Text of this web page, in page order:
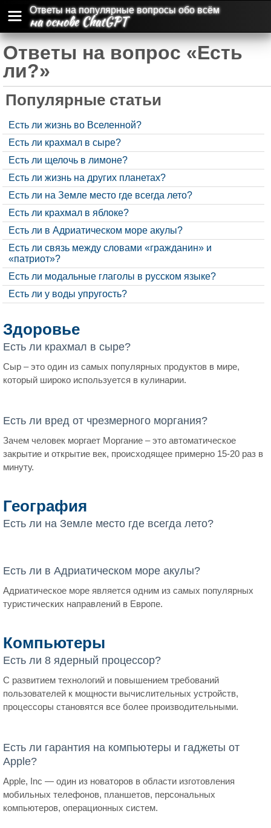
Ответы на популярные вопросы обо всём
на основе ChatGPT
Ответы на вопрос «Есть
ли?»
Популярные статьи
Есть ли жизнь во Вселенной?
Есть ли крахмал в сыре?
Есть ли щелочь в лимоне?
Есть ли жизнь на других планетах?
Есть ли на Земле место где всегда лето?
Есть ли крахмал в яблоке?
Есть ли в Адриатическом море акулы?
Есть ли связь между словами «гражданин» и
«патриот»?
Есть ли модальные глаголы в русском языке?
Есть ли у воды упругость?
Здоровье
Есть ли крахмал в сыре?
Сыр – это один из самых популярных продуктов в мире,
который широко используется в кулинарии.
Есть ли вред от чрезмерного моргания?
Зачем человек моргает Моргание – это автоматическое
закрытие и открытие век, происходящее примерно 15-20 раз в
минуту.
География
Есть ли на Земле место где всегда лето?
Есть ли в Адриатическом море акулы?
Адриатическое море является одним из самых популярных
туристических направлений в Европе.
Компьютеры
Есть ли 8 ядерный процессор?
С развитием технологий и повышением требований
пользователей к мощности вычислительных устройств,
процессоры становятся все более производительными.
Есть ли гарантия на компьютеры и гаджеты от
Apple?
Apple, Inc — один из новаторов в области изготовления
мобильных телефонов, планшетов, персональных
компьютеров, операционных систем.